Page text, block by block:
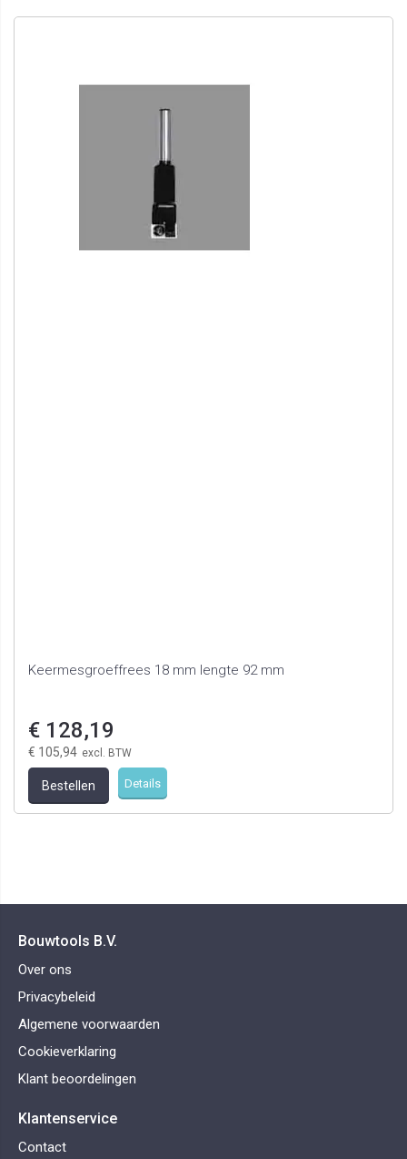
Keermesgroeffrees 18 mm lengte 92 mm
€ 128,19
€ 105,94
Bestellen Details
Bouwtools B.V.
Over ons
Privacybeleid
Algemene voorwaarden
Cookieverklaring
Klant beoordelingen
Klantenservice
Contact